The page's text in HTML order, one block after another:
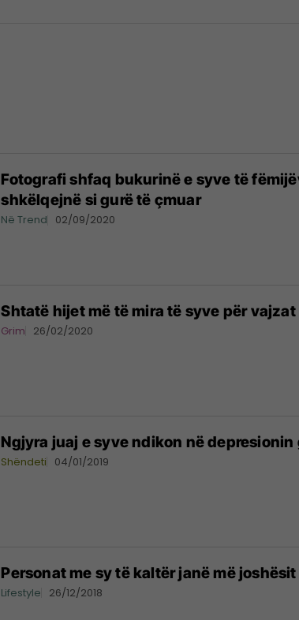
Fotografi shfaq bukurinë e syve të
shkëlqejnë si gurë të çmuar
Në Trend 02/09/2020
Shtatë hijet më të mira të syve për
Grim 26/02/2020
Ngjyra juaj e syve ndikon në
Shëndeti 04/01/2019
Personat me sy të kaltër janë më joshësit
Lifestyle 26/12/2018